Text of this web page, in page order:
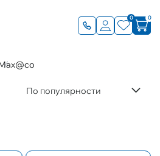
0 0
По популярности